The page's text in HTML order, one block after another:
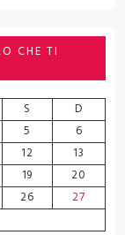
CHE TI
S
D
5
6
12
13
19
20
26
27